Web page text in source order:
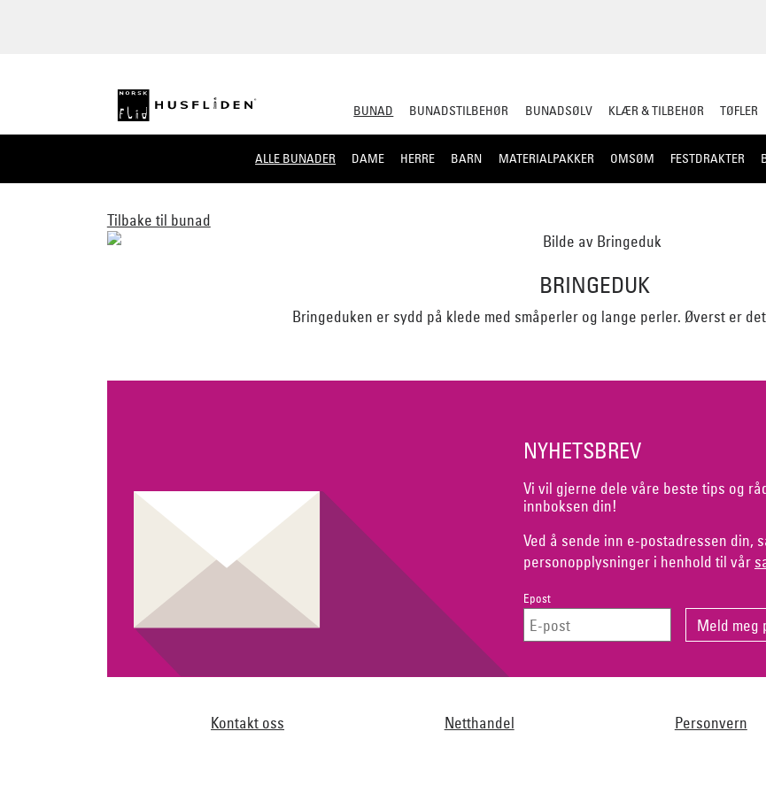
BUNAD
ALLE BUNADER DAME HERRE BARN MATERIALPAKKER OMSØM FESTDRAKTER
BUNADSTILBEHØR BUNADSØLV KLÆR & TILBEHØR TØFLER
Tilbake til bunad
BRINGEDUK
Bringeduken er sydd på klede med småperler og lange perler. Øverst er
NYHETSBREV
Vi vil gjerne dele våre beste tips og
innboksen din!
Ved å sende inn e-postadressen din,
personopplysninger i henhold til vår
Epost
Kontakt oss Netthandel Personvern